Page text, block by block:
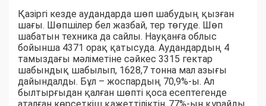
Қазіргі кезде аудандарда шөп шабудың қызған
шағы. Шөпшілер бел жазбай, тер төгуде. Шөп
шабатын техника да сайлы. Науқанға облыс
бойынша 4371 орақ қатысуда. Аудандардың 4
тамыздағы мәліметіне сәйкес 3315 гектар
шабындық шабылып, 1628,7 тонна мал азығы
дайындалды. Бұл – жоспардың 70,9%-ы. Ал
былтырғыдан қалған шөпті қоса есептегенде